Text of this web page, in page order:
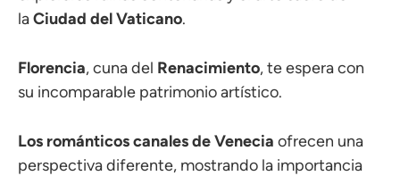
laCiudad del Vaticano.
Florencia, cuna del Renacimiento, te espera con
su incomparable patrimonio artístico.
Los románticos canales de Venecia ofrecen una
perspectiva diferente, mostrando la importancia